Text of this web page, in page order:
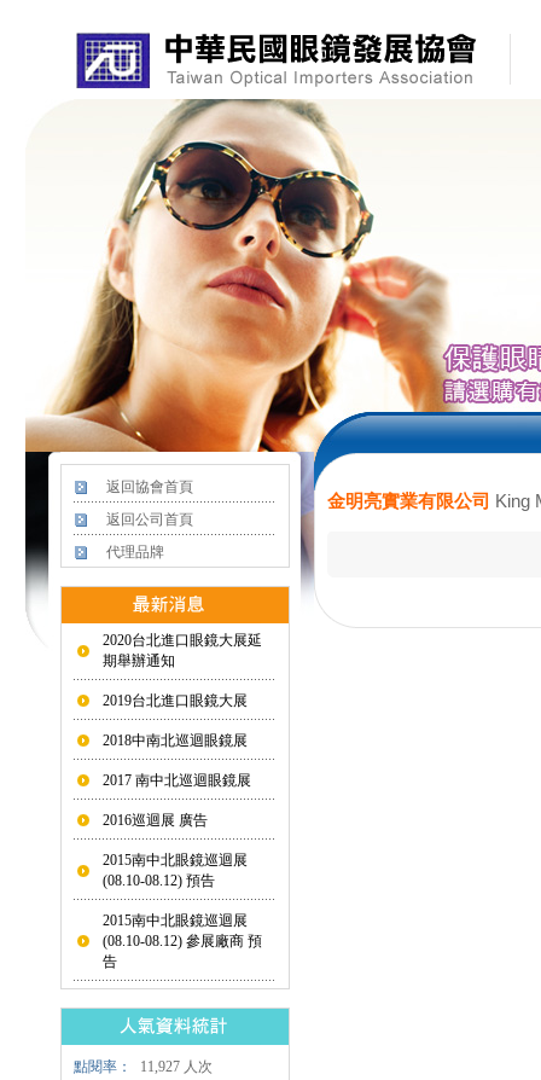
返回協會首頁
返回公司首頁
代理品牌
2020台北進口眼鏡大展延
期舉辦通知
2019台北進口眼鏡大展
2018中南北巡迴眼鏡展
2017 南中北巡迴眼鏡展
2016巡迴展 廣告
2015南中北眼鏡巡迴展
(08.10-08.12) 預告
2015南中北眼鏡巡迴展
(08.10-08.12) 參展廠商 預
告
點閱率： 11,927 人次
金明亮實業有限公司 King